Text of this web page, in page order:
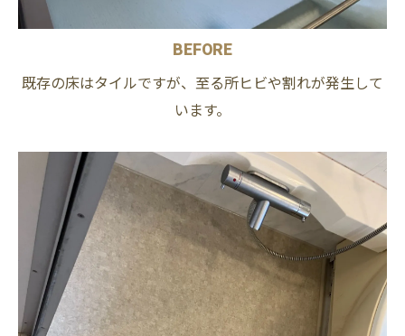
BEFORE
既存の床はタイルですが、至る所ヒビや割れが発生して
います。